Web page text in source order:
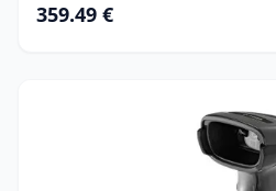
359.49 €